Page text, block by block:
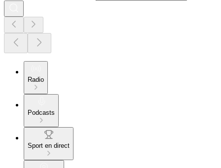
Radio
Podcasts
Sport en direct